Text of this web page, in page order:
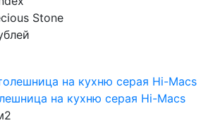
Stone
на кухню серая Hi-Macs